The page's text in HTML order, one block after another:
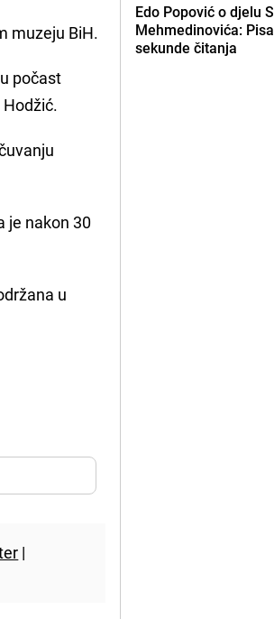
muzeju BiH.
počast
je nakon 30
u
|
Edo Popović o djelu
Mehmedinovića:
sekunde čitanja